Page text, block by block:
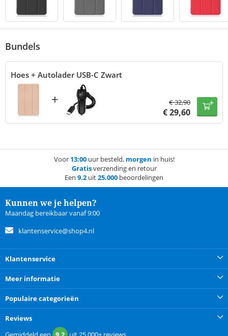
Bundels
Hoes + Autolader USB-C Zwart
+ €32,90
€29,60
Voor 13:00uur besteld, morgen in huis!
Gratisverzending en retour
Een 9.2 uit25.000 beoordelingen
Kunnen we je helpen?
Maandag bereikbaar vanaf 9:00
klantenservice@shop4.nl
Klantenservice
Meer informatie
Populaire categorieën
Reviews